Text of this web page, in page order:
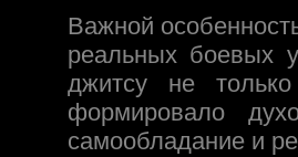
Важной
реальных боевых
джитсу не
формировало
самообладание и